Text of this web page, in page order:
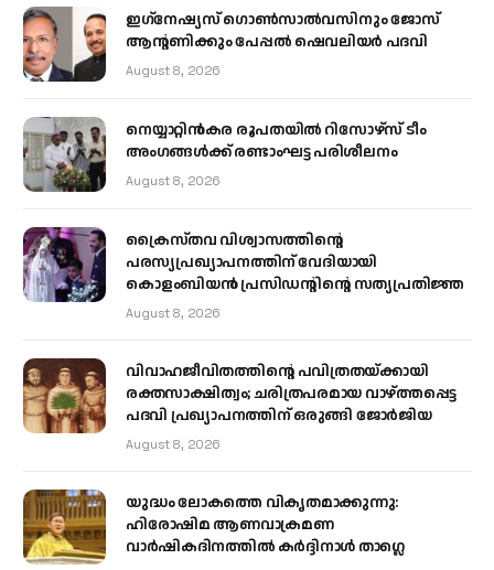
ഇഗ്‌നേഷ്യസ് ഗൊൺസാൽവസിനും ജോസ്
ആന്റണിക്കും പേപ്പൽ ഷെവലിയർ പദവി
August 8, 2026
നെയ്യാറ്റിൻകര രൂപതയിൽ റിസോഴ്സ് ടീം
അംഗങ്ങൾക്ക് രണ്ടാംഘട്ട പരിശീലനം
August 8, 2026
ക്രൈസ്തവ വിശ്വാസത്തിന്റെ
പരസ്യപ്രഖ്യാപനത്തിന് വേദിയായി
കൊളംബിയൻ പ്രസിഡന്റിന്റെ സത്യപ്രതിജ്ഞ
August 8, 2026
വിവാഹജീവിതത്തിന്റെ പവിത്രതയ്ക്കായി
രക്തസാക്ഷിത്വം; ചരിത്രപരമായ വാഴ്ത്തപ്പെട്ട
പദവി പ്രഖ്യാപനത്തിന് ഒരുങ്ങി ജോര്‍ജിയ
August 8, 2026
യുദ്ധം ലോകത്തെ വികൃതമാക്കുന്നു:
ഹിരോഷിമ ആണവാക്രമണ
വാർഷികദിനത്തിൽ കർദ്ദിനാൾ താഗ്ലെ